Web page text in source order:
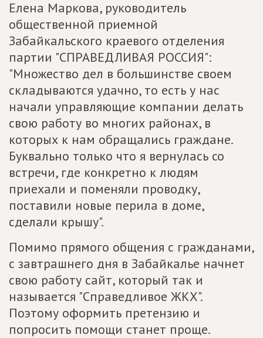
Елена Маркова, руководитель
общественной приемной
Забайкальского краевого отделения
партии "СПРАВЕДЛИВАЯ РОССИЯ":
"Множество дел в большинстве своем
складываются удачно, то есть у нас
начали управляющие компании делать
свою работу во многих районах, в
которых к нам обращались граждане.
Буквально только что я вернулась со
встречи, где конкретно к людям
приехали и поменяли проводку,
поставили новые перила в доме,
сделали крышу".
Помимо прямого общения с гражданами,
с завтрашнего дня в Забайкалье начнет
свою работу сайт, который так и
называется "Справедливое ЖКХ".
Поэтому оформить претензию и
попросить помощи станет проще.